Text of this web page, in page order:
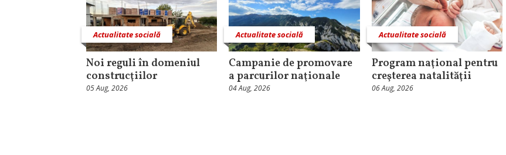
Actualitate socială
Noi reguli în domeniul
construcţiilor
05 Aug, 2026
Actualitate socială
Campanie de promovare
a parcurilor naţionale
04 Aug, 2026
Actualitate socială
Program naţional pentru
creşterea natalităţii
06 Aug, 2026